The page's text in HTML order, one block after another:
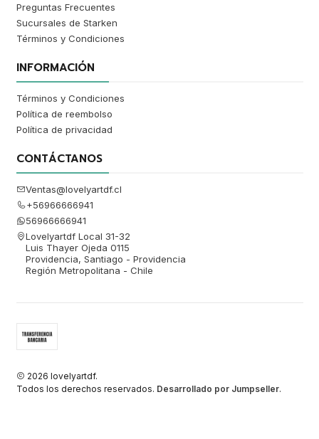
Preguntas Frecuentes
Sucursales de Starken
Términos y Condiciones
INFORMACIÓN
Términos y Condiciones
Política de reembolso
Política de privacidad
CONTÁCTANOS
Ventas@lovelyartdf.cl
+56966666941
56966666941
Lovelyartdf Local 31-32
Luis Thayer Ojeda 0115
Providencia, Santiago - Providencia
Región Metropolitana - Chile
2026 lovelyartdf.
Todos los derechos reservados. Desarrollado por Jumpseller.